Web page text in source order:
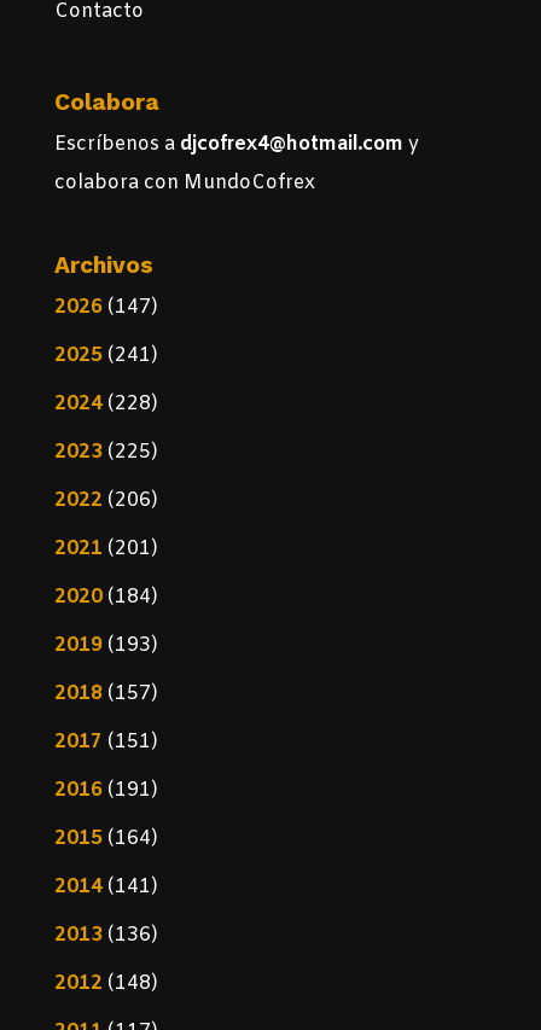
Contacto
Colabora
Escríbenos a djcofrex4@hotmail.com y
colabora con MundoCofrex
Archivos
2026(147)
2025(241)
2024(228)
2023(225)
2022 (206)
2021 (201)
2020(184)
2019(193)
2018(157)
2017 (151)
2016(191)
2015(164)
2014(141)
2013(136)
2012 (148)